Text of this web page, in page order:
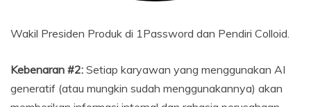
Wakil Presiden Produk di 1Password dan Pendiri Colloid.
Kebenaran #2: Setiap karyawan yang menggunakan AI
generatif (atau mungkin sudah menggunakannya) akan